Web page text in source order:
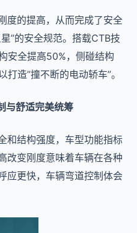
度的提高，从而完成了安全
”的安全规范。搭载CTB技
安全提高50%，侧碰结构
造”撞不断的电动轿车”。
与舒适完美统筹
和结构强度，车型功能指标
改变刚度意味着车辆在各种
应更快，车辆弯道控制体会